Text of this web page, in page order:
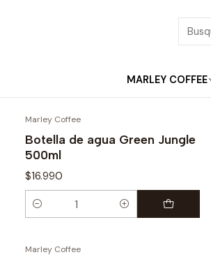
MARLEY COFFEE
Marley Coffee
Botella de agua Green Jungle
500ml
$16.990
Cantidad
Marley Coffee